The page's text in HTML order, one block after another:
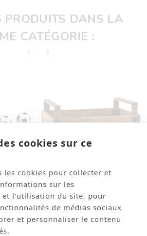
PRODUITS DANS LA
CATÉGORIE :
 
19
5 M
Caisse En Bois Terroir 32
X 21 X 9-13
cookies sur ce
les cookies pour collecter et
sur les
et l'utilisation du site, pour
de médias sociaux
et personnaliser le contenu